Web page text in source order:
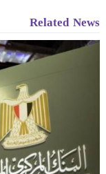
Related News